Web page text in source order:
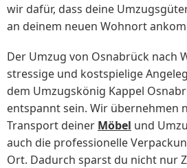
wir dafür, dass deine
an deinem neuen Wohnort
Der Umzug von Osnabrück nach
stressige und kostspielige
dem Umzugskönig Kappel
entspannt sein. Wir übernehmen
Transport deiner Möbel und
auch die professionelle
Ort. Dadurch sparst du nicht nur